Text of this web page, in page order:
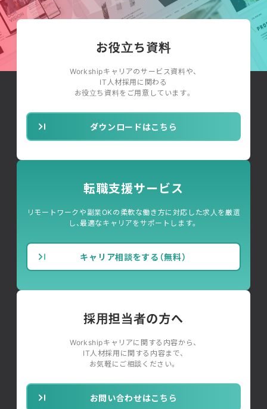
お役立ち資料
Workshipキャリアのサービス資料や、
IT人材採用に関わる
お役立ち資料をご用意しています。
ダウンロードはこちら
転職支援サービス
リモートワークや副業OKの柔軟な働き方に対応した求人を厳選
し、最適なキャリアをサポートします。
キャリア相談をする（無料）
採用担当者の方へ
Workshipキャリアに関する内容から、
IT人材採用に関する内容まで、
お気軽にご相談ください。
お問い合わせはこちら